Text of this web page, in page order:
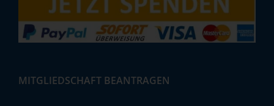
MITGLIEDSCHAFT BEANTRAGEN